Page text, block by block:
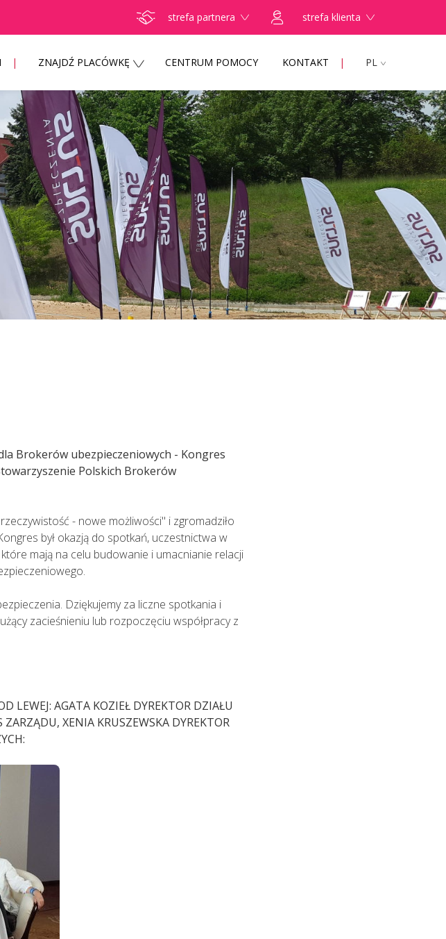
strefa partnera strefa klienta
ZNAJDŹ PLACÓWKĘ CENTRUM POMOCY KONTAKT PL
CoV-2 TELEFONICZNIE przełożyli poradę specjalistyczną na
u lekarza należy najpierw udzielić TELEPORADY. Tylko w
pacjenta ma możliwość wystawienia zwolnienia
Brokerów ubezpieczeniowych - Kongres
Polskich Brokerów
- nowe możliwości" i zgromadziło
był okazją do spotkań, uczestnictwa w
mają na celu budowanie i umacnianie relacji
Dziękujemy za liczne spotkania i
zacieśnieniu lub rozpoczęciu współpracy z
LEWEJ: AGATA KOZIEŁ DYREKTOR DZIAŁU
ZARZĄDU, XENIA KRUSZEWSKA DYREKTOR